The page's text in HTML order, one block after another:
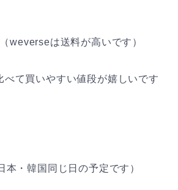
weverseは送料が高いです）
て買いやすい値段が嬉しいです
・韓国同じ日の予定です）